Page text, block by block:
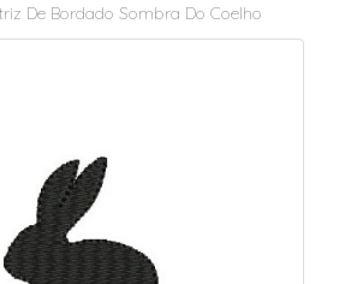
De Bordado Sombra Do Coelho